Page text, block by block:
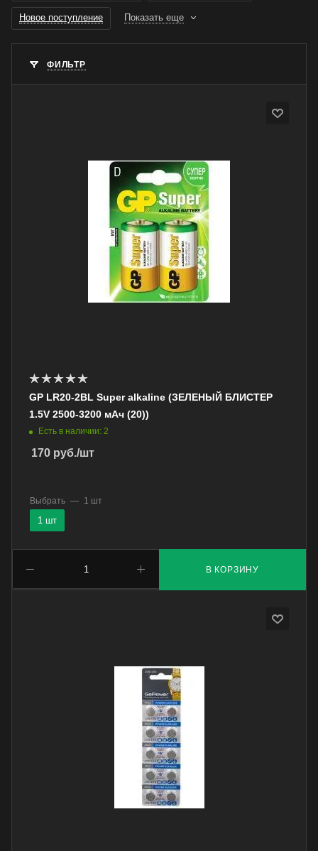
Новое поступление Показать еще
ФИЛЬТР
GP LR20-2BL Super alkaline (ЗЕЛЕНЫЙ БЛИСТЕР
1.5V 2500-3200 мАч (20))
Есть в наличии: 2
170 руб./шт
В КОРЗИНУ
Выбрать — 1 шт
1 шт